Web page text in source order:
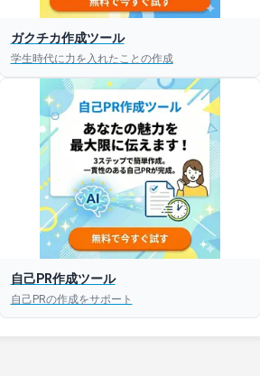
アプリ【無料】
あなたのESを添削
あなただけのESを
て面接練習ができ
こちら
はこちら
ガクチカ作成ツール
学生時代に力を入れたことの作成
自己PR作成ツール
自己PRの作成をサポート